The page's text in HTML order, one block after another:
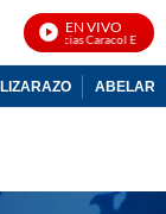
EN VIVO
Noticias Caracol En Vivo